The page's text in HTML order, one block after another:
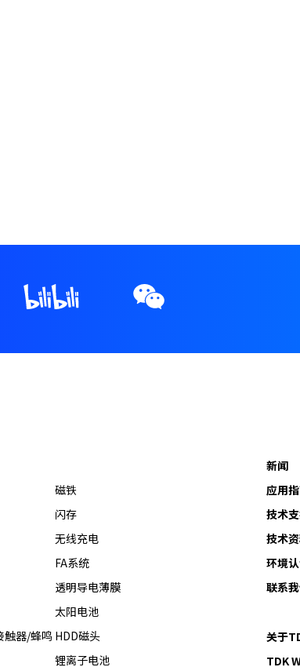
触器/蜂鸣
磁铁
闪存
无线充电
FA系统
透明导电薄膜
太阳电池
HDD磁头
锂离子电池
新闻
应用
技术
技术
环境
联系
关于
TDK